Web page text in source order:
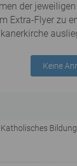
der
Extra-Flyer zu
Keine